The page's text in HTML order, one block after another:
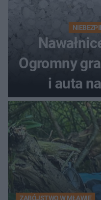
Ogromny
i auta
ZABÓJSTWO W MŁAWIE